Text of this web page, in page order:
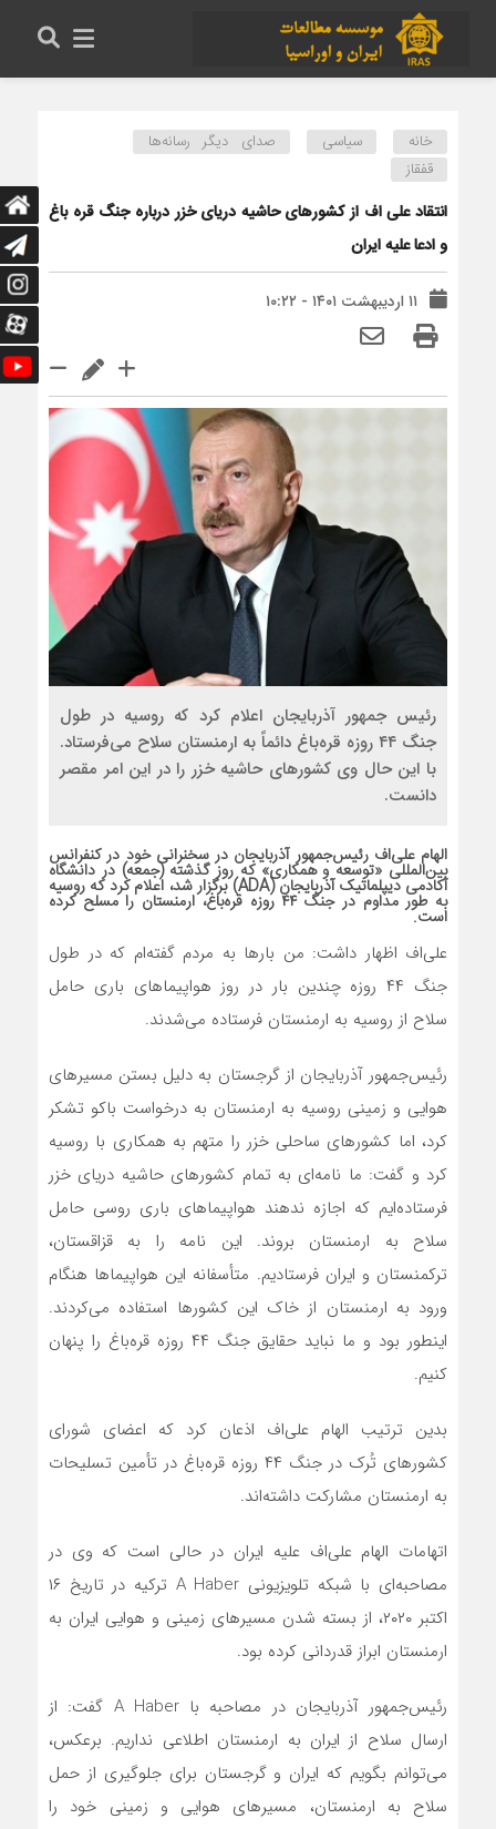
خانه سیاسی
صدای دیگر رسانه‌ها
قفقاز
انتقاد علی اف از کشورهای حاشیه دریای خزر درباره جنگ قره باغ
و ادعا علیه ایران
۱۱ اردیبهشت ۱۴۰۱ - ۱۰:۲۲
رئیس جمهور آذربایجان اعلام کرد که روسیه در طول
جنگ ۴۴ روزه قره‌باغ دائماً به ارمنستان سلاح می‌فرستاد.
با این حال وی کشورهای حاشیه خزر را در این امر مقصر
دانست.
الهام علی‌اف رئیس‌جمهور آذربایجان در سخنرانی خود در کنفرانس
بین‌المللی «توسعه و همکاری» که روز گذشته (جمعه) در دانشگاه
آکادمی دیپلماتیک آذربایجان (ADA) برگزار شد، اعلام کرد که روسیه
به طور مداوم در جنگ ۴۴ روزه قره‌باغ، ارمنستان را مسلح کرده
است.
علی‌اف اظهار داشت: من بارها به مردم گفته‌ام که در طول
جنگ ۴۴ روزه چندین بار در روز هواپیماهای باری حامل
سلاح از روسیه به ارمنستان فرستاده می‌شدند.
رئیس‌جمهور آذربایجان از گرجستان به دلیل بستن مسیرهای
هوایی و زمینی روسیه به ارمنستان به درخواست باکو تشکر
کرد، اما کشورهای ساحلی خزر را متهم به همکاری با روسیه
کرد و گفت: ما نامه‌ای به تمام کشورهای حاشیه دریای خزر
فرستاده‌ایم که اجازه ندهند هواپیماهای باری روسی حامل
سلاح به ارمنستان بروند. این نامه را به قزاقستان،
ترکمنستان و ایران فرستادیم. متأسفانه این هواپیماها هنگام
ورود به ارمنستان از خاک این کشورها استفاده می‌کردند.
اینطور بود و ما نباید حقایق جنگ ۴۴ روزه قره‌باغ را پنهان
کنیم.
بدین ترتیب الهام علی‌اف اذعان کرد که اعضای شورای
کشورهای تُرک در جنگ ۴۴ روزه قره‌باغ در تأمین تسلیحات
به ارمنستان مشارکت داشته‌اند.
اتهامات الهام علی‌اف علیه ایران در حالی است که وی در
مصاحبه‌ای با شبکه تلویزیونی A Haber ترکیه در تاریخ ۱۶
اکتبر ۲۰۲۰، از بسته شدن مسیرهای زمینی و هوایی ایران به
ارمنستان ابراز قدردانی کرده بود.
رئیس‌جمهور آذربایجان در مصاحبه با A Haber گفت: از
ارسال سلاح از ایران به ارمنستان اطلاعی نداریم. برعکس،
می‌توانم بگویم که ایران و گرجستان برای جلوگیری از حمل
سلاح به ارمنستان، مسیرهای هوایی و زمینی خود را